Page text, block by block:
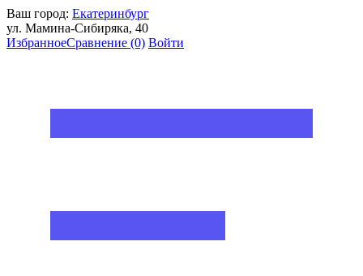
Ваш город: Екатеринбург
ул. Мамина-Сибиряка, 40
ИзбранноеСравнение (0) Войти